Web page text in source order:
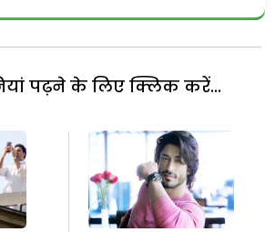
पढ़ने के लिए क्लिक करें...